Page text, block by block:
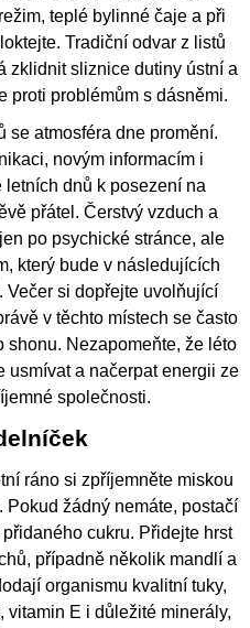
teplé bylinné čaje a při
Tradiční odvar z listů
zklidnit sliznice dutiny ústní a
proti problémům s dásněmi.
se atmosféra dne promění.
novým informacím i
dnů k posezení na
přátel. Čerstvý vzduch a
po psychické stránce, ale
který bude v následujících
si dopřejte uvolňující
v těchto místech se často
Nezapomeňte, že léto
usmívat a načerpat energii ze
společnosti.
ráno si zpříjemněte miskou
žádný nemáte, postačí
cukru. Přidejte hrst
případně několik mandlí a
organismu kvalitní tuky,
vitamin E i důležité minerály,